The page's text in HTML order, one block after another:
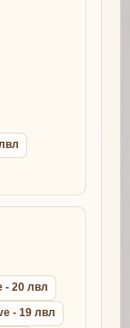
- 20 лвл
- 19 лвл